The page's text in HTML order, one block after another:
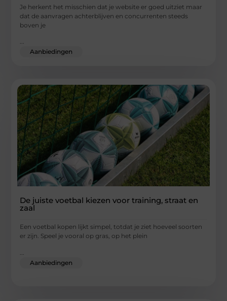
Je herkent het misschien dat je website er goed uitziet maar
dat de aanvragen achterblijven en concurrenten steeds
boven je
...
Aanbiedingen
De juiste voetbal kiezen voor training, straat en
zaal
Een voetbal kopen lijkt simpel, totdat je ziet hoeveel soorten
er zijn. Speel je vooral op gras, op het plein
Aanbiedingen